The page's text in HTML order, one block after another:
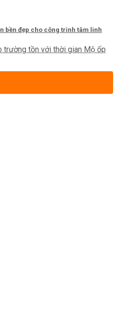
bền đẹp cho công trình tâm linh
trường tồn với thời gian Mộ ốp